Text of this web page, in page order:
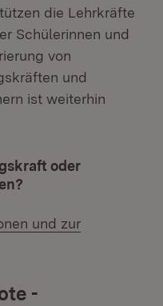
die Lehrkräfte
Schülerinnen und
von
und
ist weiterhin
oder
und zur
-